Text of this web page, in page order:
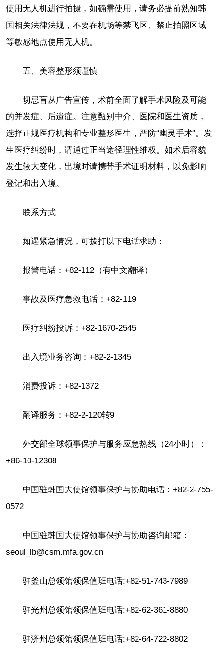
使用无人机进行拍摄，如确需使用，请务必提前熟知韩
国相关法律法规，不要在机场等禁飞区、禁止拍照区域
等敏感地点使用无人机。
五、美容整形须谨慎
切忌盲从广告宣传，术前全面了解手术风险及可能
的并发症、后遗症。注意甄别中介、医院和医生资质，
选择正规医疗机构和专业整形医生，严防“幽灵手术”。发
生医疗纠纷时，请通过正当途径理性维权。如术后容貌
发生较大变化，出境时请携带手术证明材料，以免影响
登记和出入境。
联系方式
如遇紧急情况，可拨打以下电话求助：
报警电话：+82-112（有中文翻译）
事故及医疗急救电话：+82-119
医疗纠纷投诉：+82-1670-2545
出入境业务咨询：+82-2-1345
消费投诉：+82-1372
翻译服务：+82-2-120转9
外交部全球领事保护与服务应急热线（24小时）：
+86-10-12308
中国驻韩国大使馆领事保护与协助电话：+82-2-755-
0572
中国驻韩国大使馆领事保护与协助咨询邮箱：
seoul_lb@csm.mfa.gov.cn
驻釜山总领馆领保值班电话:+82-51-743-7989
驻光州总领馆领保值班电话:+82-62-361-8880
驻济州总领馆领保值班电话:+82-64-722-8802